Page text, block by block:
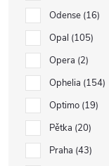
Odense 16
Opal 105
Opera 2
Ophelia 154
Optimo 19
Pětka 20
Praha 43